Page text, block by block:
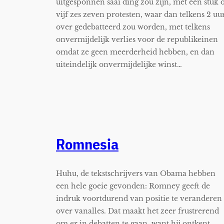
uitgesponnen saai ding zou zijn, met een stuk
vijf zes zeven protesten, waar dan telkens 2
over gedebatteerd zou worden, met telkens
onvermijdelijk verlies voor de republikeinen
omdat ze geen meerderheid hebben, en dan
uiteindelijk onvermijdelijke winst…
Romnesia
Huhu, de tekstschrijvers van Obama hebben
een hele goeie gevonden: Romney geeft de
indruk voortdurend van positie te veranderen
over vanalles. Dat maakt het zeer frustrerend